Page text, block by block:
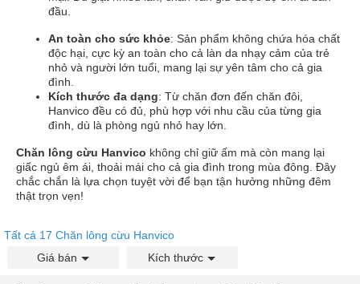
đầu.
An toàn cho sức khỏe: Sản phẩm không chứa hóa chất
độc hại, cực kỳ an toàn cho cả làn da nhạy cảm của trẻ
nhỏ và người lớn tuổi, mang lại sự yên tâm cho cả gia
đình.
Kích thước đa dạng: Từ chăn đơn đến chăn đôi,
Hanvico đều có đủ, phù hợp với nhu cầu của từng gia
đình, dù là phòng ngủ nhỏ hay lớn.
Chăn lông cừu Hanvico không chỉ giữ ấm mà còn mang lại
giấc ngủ êm ái, thoải mái cho cả gia đình trong mùa đông. Đây
chắc chắn là lựa chọn tuyệt vời để bạn tận hưởng những đêm
thật trọn vẹn!
Tất cả 17 Chăn lông cừu Hanvico
Giá bán
Kích thước